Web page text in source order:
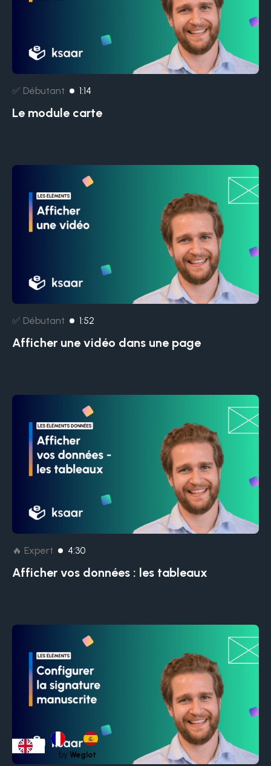
✅ Débutant 1:14
Le module carte
✅ Débutant 1:52
Afficher une vidéo dans une page
🔥 Expert 4:30
Afficher vos données : les tableaux
by Weglot